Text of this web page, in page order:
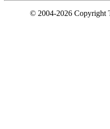
© 2004-2026 Copyright